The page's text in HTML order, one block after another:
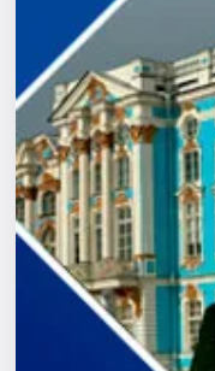
Города
Площадки
Артисты
Рейтинги